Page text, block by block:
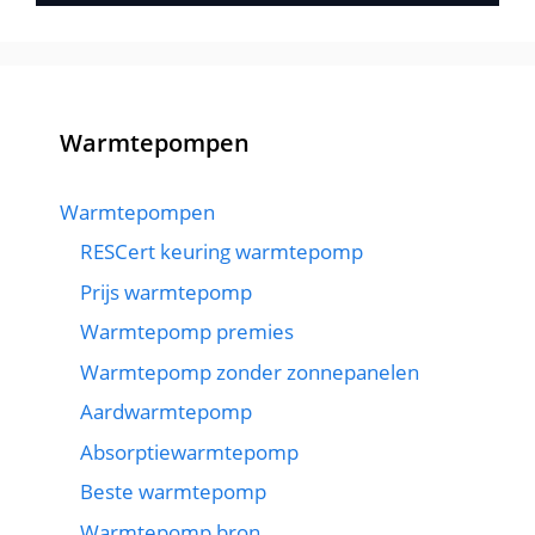
Warmtepompen
Warmtepompen
RESCert keuring warmtepomp
Prijs warmtepomp
Warmtepomp premies
Warmtepomp zonder zonnepanelen
Aardwarmtepomp
Absorptiewarmtepomp
Beste warmtepomp